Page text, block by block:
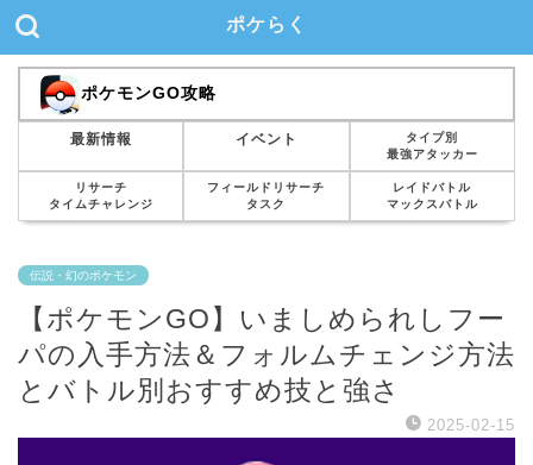
ポケらく
ポケモンGO攻略
最新情報 イベント
タイプ別
最強アタッカー
リサーチ
タイムチャレンジ
フィールドリサーチ
タスク
レイドバトル
マックスバトル
伝説・幻のポケモン
【ポケモンGO】いましめられしフー
パの入手方法＆フォルムチェンジ方法
とバトル別おすすめ技と強さ
2025-02-15